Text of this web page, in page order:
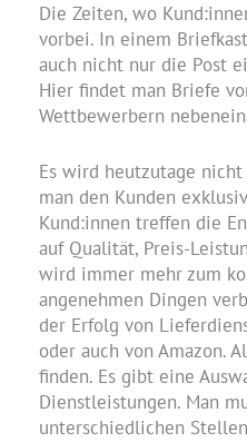
Die Zeiten, wo
vorbei. In einem
auch nicht nur die Post
Hier findet man Briefe
Wettbewerbern
Es wird heutzutage
man den Kunden
Kund:innen treffen die
auf Qualität, Preis-
wird immer mehr zum
angenehmen Dingen
der Erfolg von
oder auch von Amazon.
finden. Es gibt eine
Dienstleistungen. Man
unterschiedlichen